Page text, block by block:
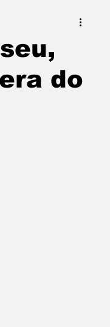
Política
do